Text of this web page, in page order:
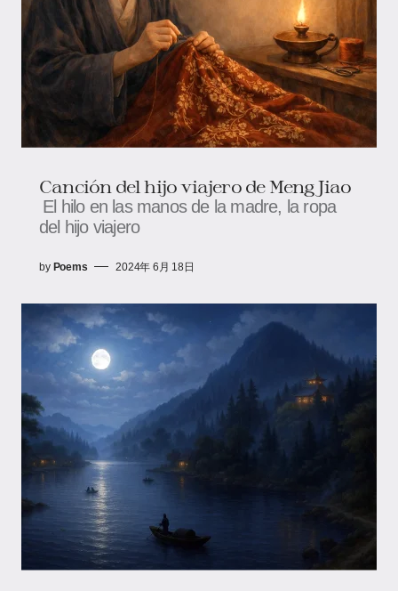
Canción del hijo viajero de Meng Jiao
El hilo en las manos de la madre, la ropa
del hijo viajero
by Poems 2024年 6月 18日